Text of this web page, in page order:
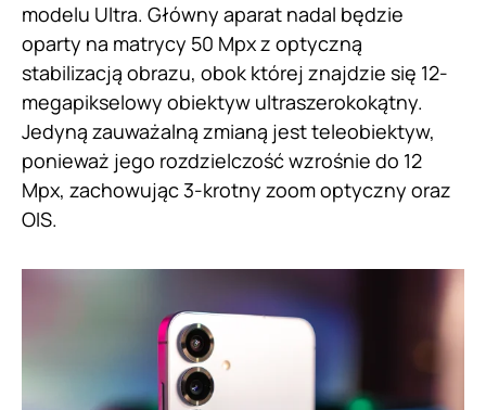
modelu Ultra. Główny aparat nadal będzie
oparty na matrycy 50 Mpx z optyczną
stabilizacją obrazu, obok której znajdzie się 12-
megapikselowy obiektyw ultraszerokokątny.
Jedyną zauważalną zmianą jest teleobiektyw,
ponieważ jego rozdzielczość wzrośnie do 12
Mpx, zachowując 3-krotny zoom optyczny oraz
OIS.